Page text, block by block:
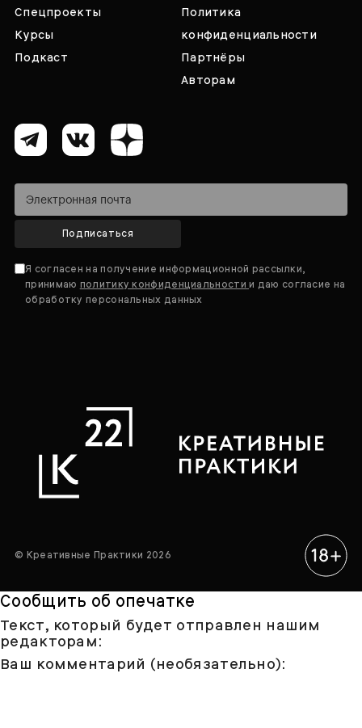
Спецпроекты
Курсы
Подкаст
Политика
конфиденциальности
Партнёры
Авторам
Подписаться
Я согласен на получение информационной рассылки,
принимаю политику конфиденциальностии даю согласие на
обработку персональных данных
© Креативные Практики 2026
Сообщить об опечатке
Текст, который будет отправлен нашим
редакторам:
Ваш комментарий (необязательно):